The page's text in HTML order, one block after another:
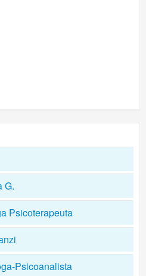
G.
Psicoterapeuta
Psicoanalista